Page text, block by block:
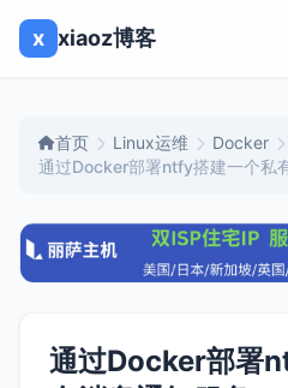
x xiaoz博客
首页 Linux运维
Docker
通过Docker部署ntfy搭建一个私
通过Docker部署